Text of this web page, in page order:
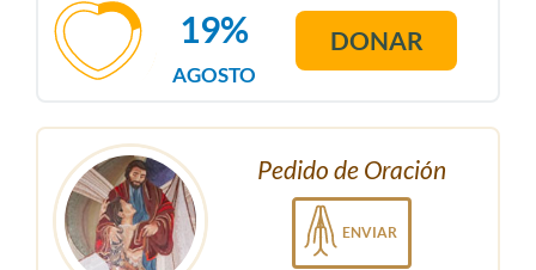
AGOSTO
19% DONAR
Pedido de Oración
ENVIAR